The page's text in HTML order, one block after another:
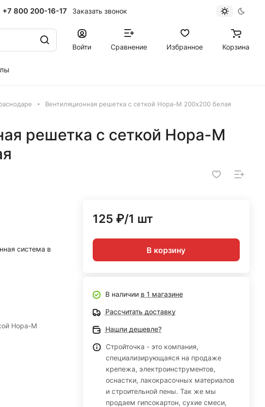
+7 800 200-16-17 Заказать звонок
Войти Сравнение Избранное Корзина
Вентиляционная решетка с сеткой Нора-М 200х200 белая
решетка с сеткой Нора-М
система в
Нора-М
125 ₽/1 шт
В корзину
В наличии в 1 магазине
Рассчитать доставку
Нашли дешевле?
Стройточка - это компания,
специализирующаяся на продаже
крепежа, электроинструментов,
оснастки, лакокрасочных материалов
и строительной пены. Так же мы
продаем гипсокартон, сухие смеси,